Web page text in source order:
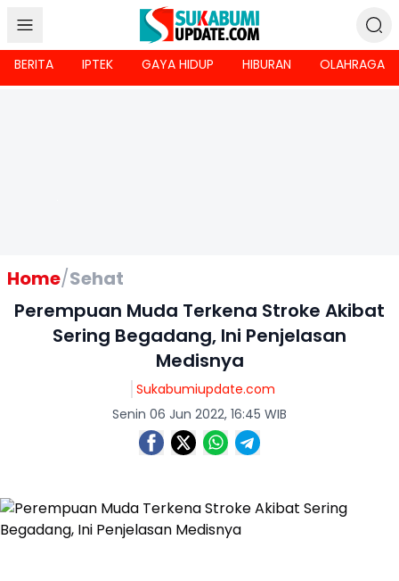
BERITA IPTEK GAYA HIDUP HIBURAN OLAHRAGA
Home/Sehat
Perempuan Muda Terkena Stroke Akibat
Sering Begadang, Ini Penjelasan
Medisnya
Sukabumiupdate.com
Senin 06 Jun 2022, 16:45 WIB